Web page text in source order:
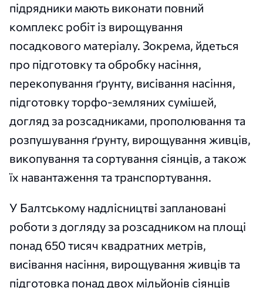
підрядники мають виконати повний
комплекс робіт із вирощування
посадкового матеріалу. Зокрема, йдеться
про підготовку та обробку насіння,
перекопування ґрунту, висівання насіння,
підготовку торфо-земляних сумішей,
догляд за розсадниками, прополювання та
розпушування ґрунту, вирощування живців,
викопування та сортування сіянців, а також
їх навантаження та транспортування.
У Балтському надлісництві заплановані
роботи з догляду за розсадником на площі
понад 650 тисяч квадратних метрів,
висівання насіння, вирощування живців та
підготовка понад двох мільйонів сіянців